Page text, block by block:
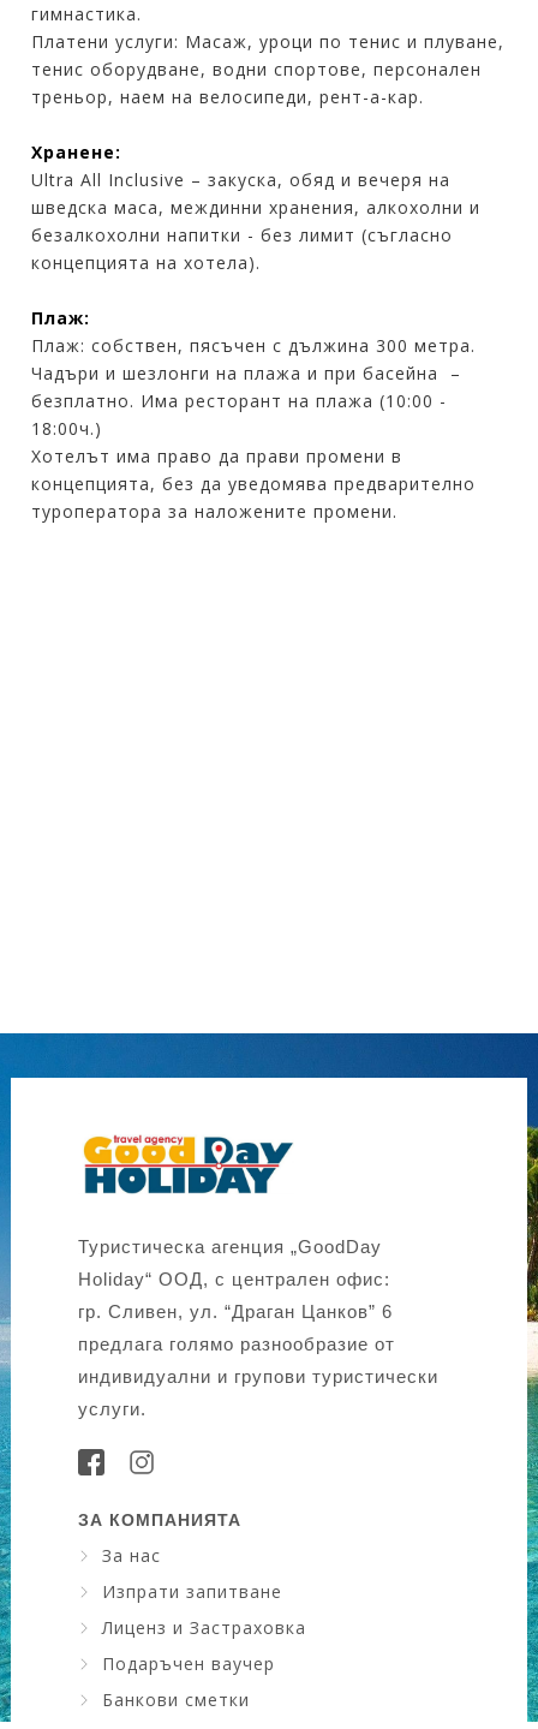
гимнастика.
Платени услуги: Масаж, уроци по тенис и плуване,
тенис оборудване, водни спортове, персонален
треньор, наем на велосипеди, рент-а-кар.
Хранене:
Ultra All Inclusive – закуска, обяд и вечеря на
шведска маса, междинни хранения, алкохолни и
безалкохолни напитки - без лимит (съгласно
концепцията на хотела).
Плаж:
Плаж: собствен, пясъчен с дължина 300 метра.
Чадъри и шезлонги на плажа и при басейна –
безплатно. Има ресторант на плажа (10:00 -
18:00ч.)
Хотелът има право да прави промени в
концепцията, без да уведомява предварително
туроператора за наложените промени.
Туристическа агенция „GoodDay
Holiday“ ООД, с централен офис:
гр. Сливен, ул. “Драган Цанков” 6
предлага голямо разнообразие от
индивидуални и групови туристически
услуги.
ЗА КОМПАНИЯТА
За нас
Изпрати запитване
Лиценз и Застраховка
Подаръчен ваучер
Банкови сметки